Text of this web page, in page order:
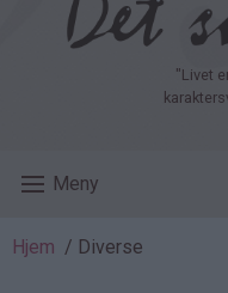
"Livet
Meny
Navigasjonssti
Hjem Diverse